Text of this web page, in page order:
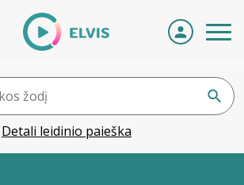
Detali leidinio paieška